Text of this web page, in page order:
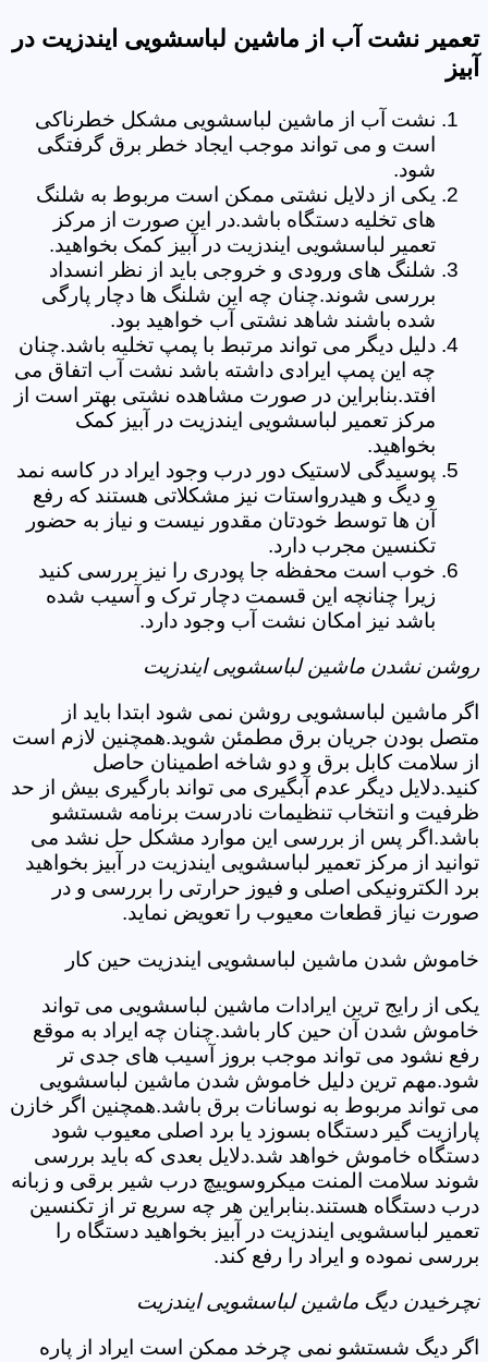
تعمیر نشت آب از ماشین لباسشویی ایندزیت در
آبیز
نشت آب از ماشین لباسشویی مشکل خطرناکی
است و می تواند موجب ایجاد خطر برق گرفتگی
شود.
یکی از دلایل نشتی ممکن است مربوط به شلنگ
های تخلیه دستگاه باشد.در این صورت از مرکز
تعمیر لباسشویی ایندزیت در آبیز کمک بخواهید.
شلنگ های ورودی و خروجی باید از نظر انسداد
بررسی شوند.چنان چه این شلنگ ها دچار پارگی
شده باشند شاهد نشتی آب خواهید بود.
دلیل دیگر می تواند مرتبط با پمپ تخلیه باشد.چنان
چه این پمپ ایرادی داشته باشد نشت آب اتفاق می
افتد.بنابراین در صورت مشاهده نشتی بهتر است از
مرکز تعمیر لباسشویی ایندزیت در آبیز کمک
بخواهید.
پوسیدگی لاستیک دور درب وجود ایراد در کاسه نمد
و دیگ و هیدرواستات نیز مشکلاتی هستند که رفع
آن ها توسط خودتان مقدور نیست و نیاز به حضور
تکنسین مجرب دارد.
خوب است محفظه جا پودری را نیز بررسی کنید
زیرا چنانچه این قسمت دچار ترک و آسیب شده
باشد نیز امکان نشت آب وجود دارد.
روشن نشدن ماشین لباسشویی ایندزیت
اگر ماشین لباسشویی روشن نمی شود ابتدا باید از
متصل بودن جریان برق مطمئن شوید.همچنین لازم است
از سلامت کابل برق و دو شاخه اطمینان حاصل
کنید.دلایل دیگر عدم آبگیری می تواند بارگیری بیش از حد
ظرفیت و انتخاب تنظیمات نادرست برنامه شستشو
باشد.اگر پس از بررسی این موارد مشکل حل نشد می
توانید از مرکز تعمیر لباسشویی ایندزیت در آبیز بخواهید
برد الکترونیکی اصلی و فیوز حرارتی را بررسی و در
صورت نیاز قطعات معیوب را تعویض نماید.
خاموش شدن ماشین لباسشویی ایندزیت حین کار
یکی از رایج ترین ایرادات ماشین لباسشویی می تواند
خاموش شدن آن حین کار باشد.چنان چه ایراد به موقع
رفع نشود می تواند موجب بروز آسیب های جدی تر
شود.مهم ترین دلیل خاموش شدن ماشین لباسشویی
می تواند مربوط به نوسانات برق باشد.همچنین اگر خازن
پارازیت گیر دستگاه بسوزد یا برد اصلی معیوب شود
دستگاه خاموش خواهد شد.دلایل بعدی که باید بررسی
شوند سلامت المنت میکروسوییچ درب شیر برقی و زبانه
درب دستگاه هستند.بنابراین هر چه سریع تر از تکنسین
تعمیر لباسشویی ایندزیت در آبیز بخواهید دستگاه را
بررسی نموده و ایراد را رفع کند.
نچرخیدن دیگ ماشین لباسشویی ایندزیت
اگر دیگ شستشو نمی چرخد ممکن است ایراد از پاره